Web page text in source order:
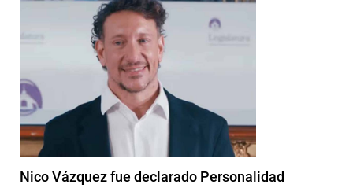
Nico Vázquez fue declarado Personalidad